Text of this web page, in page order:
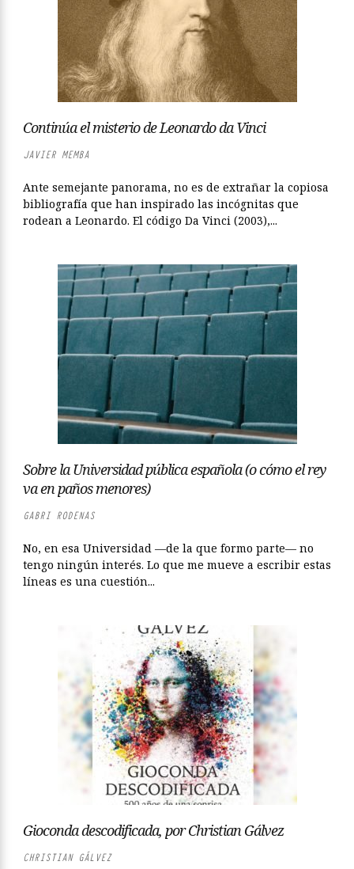
Continúa el misterio de Leonardo da Vinci
JAVIER MEMBA
Ante semejante panorama, no es de extrañar la copiosa
bibliografía que han inspirado las incógnitas que
rodean a Leonardo. El código Da Vinci (2003),...
Sobre la Universidad pública española (o cómo el rey
va en paños menores)
GABRI RODENAS
No, en esa Universidad —de la que formo parte— no
tengo ningún interés. Lo que me mueve a escribir estas
líneas es una cuestión...
Gioconda descodificada, por Christian Gálvez
CHRISTIAN GÁLVEZ